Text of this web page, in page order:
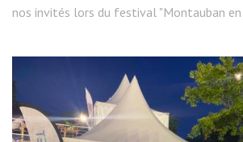
nos invités lors du festival "Montauban en